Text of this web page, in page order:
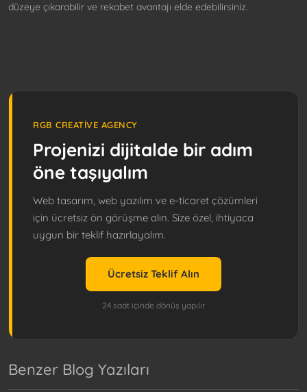
düzeye çıkarabilir ve rekabet avantajı elde edebilirsiniz.
RGB CREATIVE AGENCY
Projenizi dijitalde bir adım
öne taşıyalım
Web tasarım, web yazılım ve e-ticaret çözümleri
için ücretsiz ön görüşme alın. Size özel, ihtiyaca
uygun bir teklif hazırlayalım.
Ücretsiz Teklif Alın
24 saat içinde dönüş yapılır
Benzer Blog Yazıları